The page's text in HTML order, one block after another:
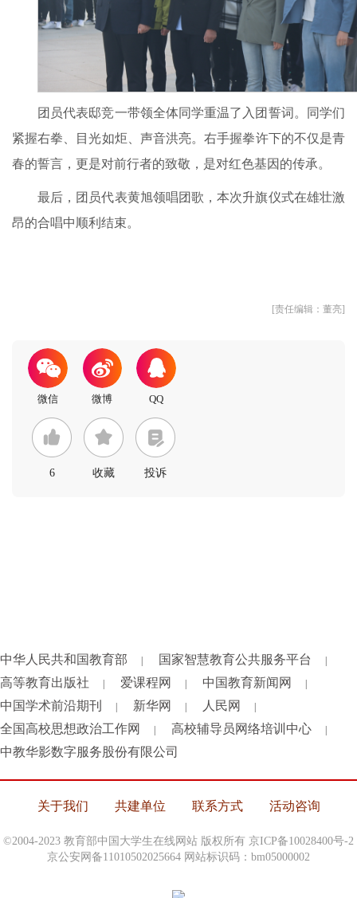
团员代表邸竞一带领全体同学重温了入团誓词。同学们
紧握右拳、目光如炬、声音洪亮。右手握拳许下的不仅是青
春的誓言，更是对前行者的致敬，是对红色基因的传承。
最后，团员代表黄旭领唱团歌，本次升旗仪式在雄壮激
昂的合唱中顺利结束。
[责任编辑：董亮]
6 收藏 投诉
中华人民共和国教育部 | 国家智慧教育公共服务平台 |
高等教育出版社 | 爱课程网 | 中国教育新闻网 |
中国学术前沿期刊 | 新华网 | 人民网 |
全国高校思想政治工作网 | 高校辅导员网络培训中心 |
中教华影数字服务股份有限公司
关于我们 共建单位 联系方式 活动咨询
©2004-2023 教育部中国大学生在线网站 版权所有 京ICP备10028400号-2
京公安网备11010502025664 网站标识码：bm05000002